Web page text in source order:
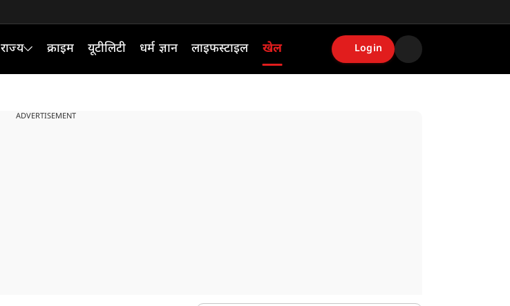
राज्य क्राइम यूटीलिटी धर्म ज्ञान लाइफस्टाइल खेल Login
ADVERTISEMENT